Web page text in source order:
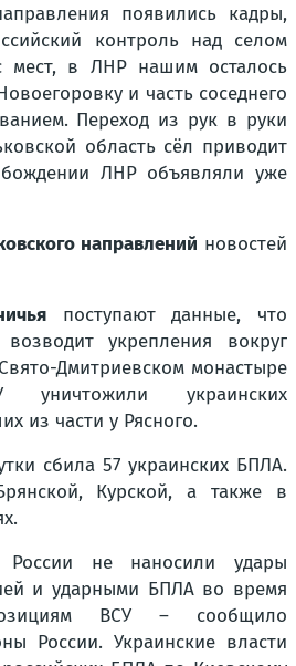
появились кадры,
контроль над селом
в ЛНР нашим осталось
и часть соседнего
Переход из рук в руки
область сёл приводит
ЛНР объявляли уже
направлений новостей
поступают данные, что
укрепления вокруг
Дмитриевском монастыре
уничтожили украинских
из части у Рясного.
сбила 57 украинских БПЛА.
Курской, а также в
России не наносили удары
и ударными БПЛА во время
ВСУ – сообщило
России. Украинские власти